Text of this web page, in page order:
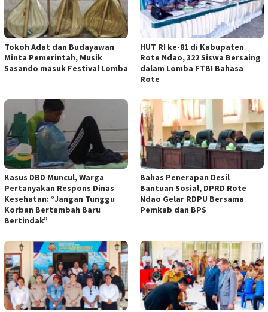
Tokoh Adat dan Budayawan
Minta Pemerintah, Musik
Sasando masuk Festival Lomba
HUT RI ke-81 di Kabupaten
Rote Ndao, 322 Siswa Bersaing
dalam Lomba FTBI Bahasa
Rote
Kasus DBD Muncul, Warga
Pertanyakan Respons Dinas
Kesehatan: “Jangan Tunggu
Korban Bertambah Baru
Bertindak”
Bahas Penerapan Desil
Bantuan Sosial, DPRD Rote
Ndao Gelar RDPU Bersama
Pemkab dan BPS